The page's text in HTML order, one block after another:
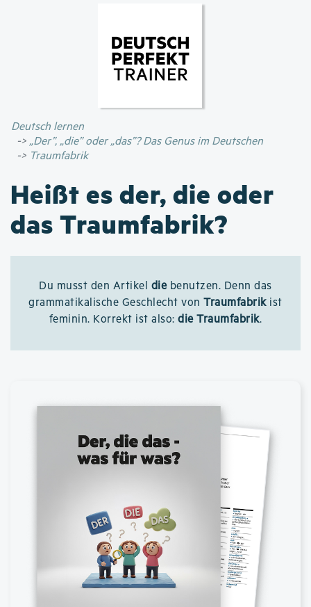
Inhalt
Deutsch lernen
„Der”, „die” oder „das”? Das Genus im Deutschen
Traumfabrik
Heißt es der, die oder
das Traumfabrik?
Du musst den Artikel diebenutzen. Denn das
grammatikalische Geschlecht vonTraumfabrikist
feminin. Korrekt ist also:die Traumfabrik.